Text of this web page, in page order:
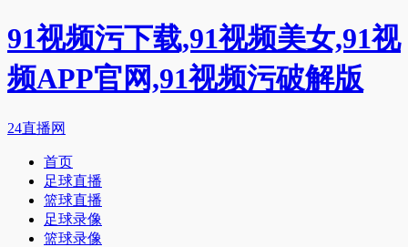
91视频污下载,91视频美女,91视
频APP官网,91视频污破解版
24直播网
首页
足球直播
篮球直播
足球录像
篮球录像